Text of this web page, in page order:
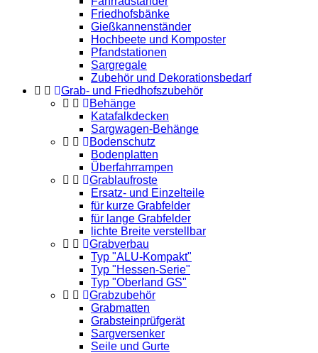
Friedhofsbänke
Gießkannenständer
Hochbeete und Komposter
Pfandstationen
Sargregale
Zubehör und Dekorationsbedarf
Grab- und Friedhofszubehör
Behänge
Katafalkdecken
Sargwagen-Behänge
Bodenschutz
Bodenplatten
Überfahrrampen
Grablaufroste
Ersatz- und Einzelteile
für kurze Grabfelder
für lange Grabfelder
lichte Breite verstellbar
Grabverbau
Typ "ALU-Kompakt"
Typ "Hessen-Serie"
Typ "Oberland GS"
Grabzubehör
Grabmatten
Grabsteinprüfgerät
Sargversenker
Seile und Gurte